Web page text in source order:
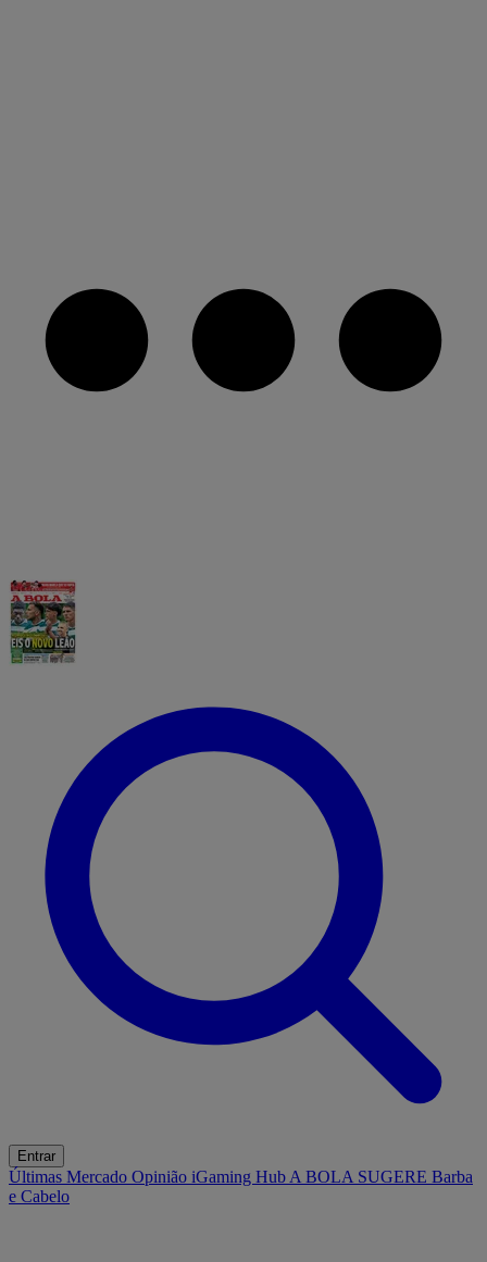
Entrar
Últimas Mercado Opinião iGaming Hub A BOLA SUGERE Barba
e Cabelo